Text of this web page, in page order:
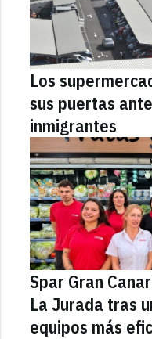
Los
sus puertas
inmigrantes
Spar Gran
La Jurada tras
equipos más